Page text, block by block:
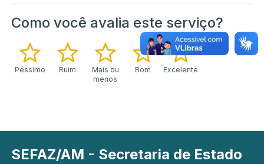
Como você avalia este serviço?
Péssimo Ruim
Mais ou
menos
Bom Excelente
SEFAZ/AM - Secretaria de Estado